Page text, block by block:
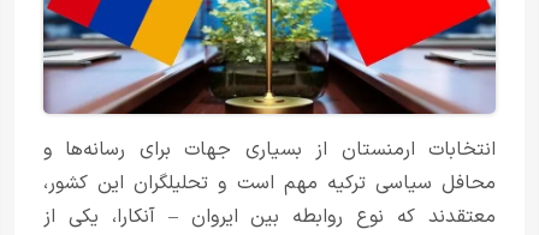
انتخابات ارمنستان از بسیاری جهات برای رسانه‌ها و
محافل سیاسی ترکیه مهم است و تحلیلگران این کشور،
معتقدند که نوع روابطه بین ایروان – آنکارا، یکی از